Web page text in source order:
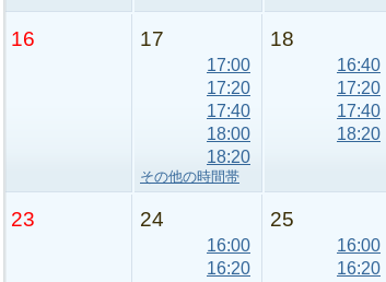
16 17
17:00
17:20
17:40
18:00
18:20
その他の時間帯
18
16:40
17:20
17:40
18:20
23 24
16:00
16:20
25
16:00
16:20